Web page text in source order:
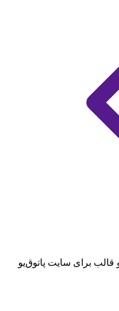
قالب برای سایت پاتوق‌یو